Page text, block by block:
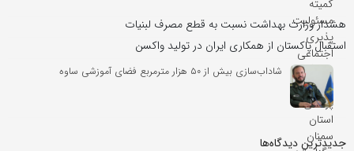
هشدار وزارت بهداشت نسبت به قطع مصرف لبنیات
استقبال پاکستان از همکاری ایران در تولید واکسن
شاداب‌سازی بیش از ۵۰ هزار مترمربع فضای آموزشی ساوه
جدیدترین دیدگاه‌‌ها